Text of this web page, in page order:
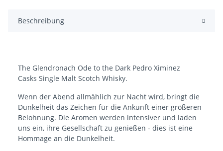
Beschreibung
The Glendronach Ode to the Dark Pedro Ximinez
Casks Single Malt Scotch Whisky.
Wenn der Abend allmählich zur Nacht wird, bringt die
Dunkelheit das Zeichen für die Ankunft einer größeren
Belohnung. Die Aromen werden intensiver und laden
uns ein, ihre Gesellschaft zu genießen - dies ist eine
Hommage an die Dunkelheit.